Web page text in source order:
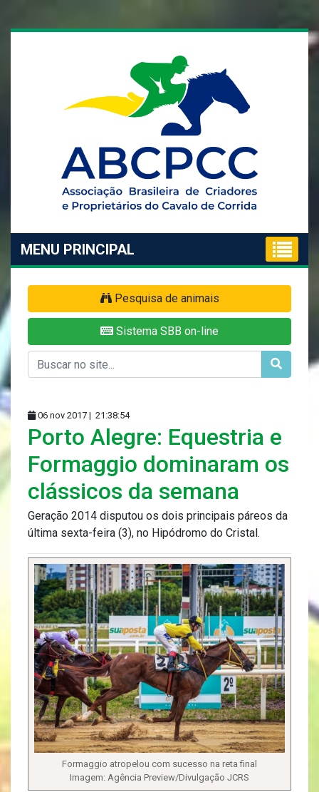
MENU PRINCIPAL
Pesquisa de animais
Sistema SBB on-line
06 nov 2017 | 21:38:54
Porto Alegre: Equestria e
Formaggio dominaram os
clássicos da semana
Geração 2014 disputou os dois principais páreos da
última sexta-feira (3), no Hipódromo do Cristal.
Formaggio atropelou com sucesso na reta final
Imagem: Agência Preview/Divulgação JCRS